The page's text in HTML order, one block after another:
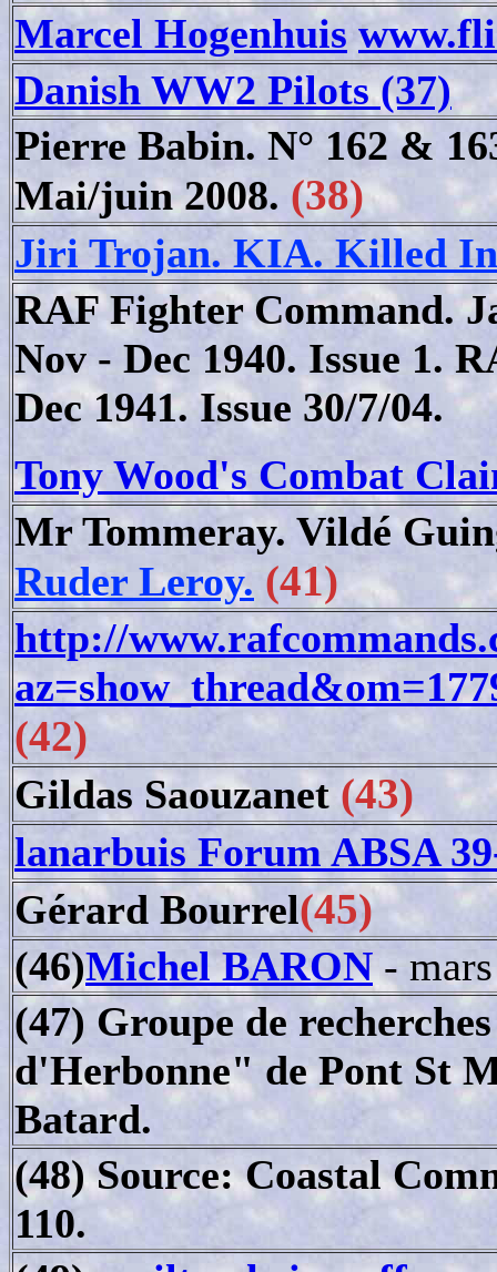
Marcel Hogenhuis
Danish WW2 Pilots (37)
Pierre Babin. N° 162 &
Mai/juin 2008. (38)
Jiri Trojan. KIA. Killed
RAF Fighter Command.
Nov - Dec 1940. Issue 1.
Dec 1941. Issue 30/7/04.
Tony Wood's Combat
Mr Tommeray. Vildé
Ruder Leroy. (41)
http://
(42)
Gildas Saouzanet (43)
lanarbuis Forum ABSA
Gérard Bourrel(45)
(46)Michel BARON -
(47) Groupe de
d'Herbonne" de Pont St
Batard.
(48) Source: Coastal
110.